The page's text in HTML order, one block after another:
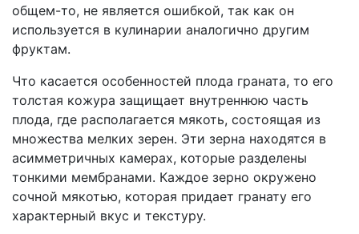
общем-то, не является ошибкой, так как он
используется в кулинарии аналогично другим
фруктам.
Что касается особенностей плода граната, то его
толстая кожура защищает внутреннюю часть
плода, где располагается мякоть, состоящая из
множества мелких зерен. Эти зерна находятся в
асимметричных камерах, которые разделены
тонкими мембранами. Каждое зерно окружено
сочной мякотью, которая придает гранату его
характерный вкус и текстуру.